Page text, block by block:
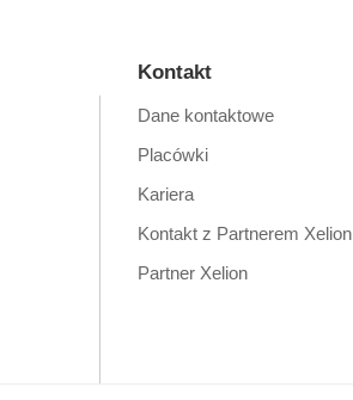
Kontakt
Dane kontaktowe
Placówki
Kariera
Kontakt z Partnerem Xelion
Partner Xelion